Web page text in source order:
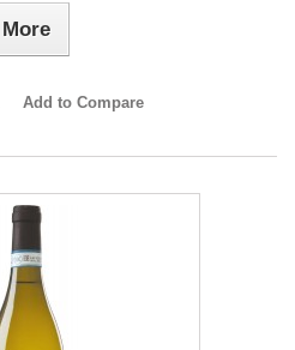
More
Add to Compare